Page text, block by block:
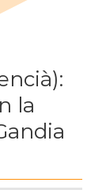
la